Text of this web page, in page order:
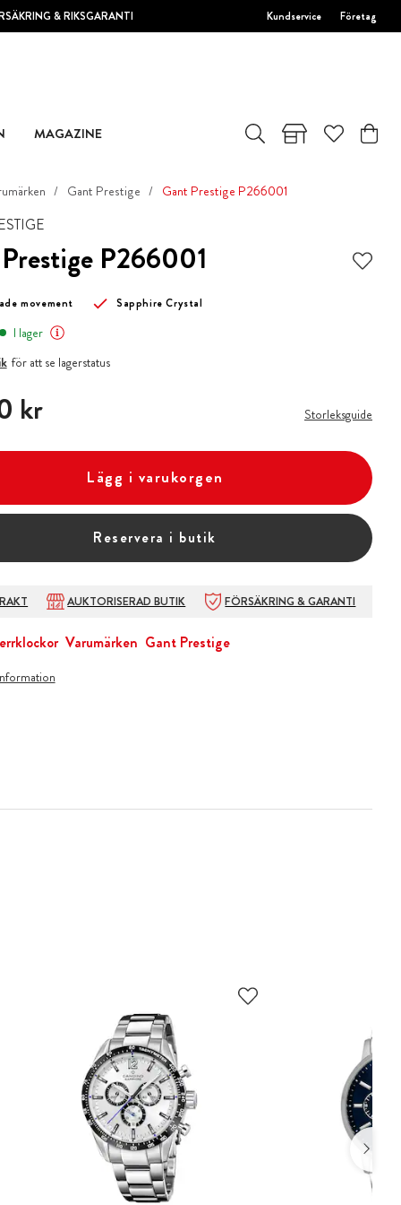
& RIKSGARANTI Kundservice Företag
MAGAZINE
Gant Prestige Gant Prestige P266001
P266001
movement Sapphire Crystal
I lager
för att se lagerstatus
kr Storleksguide
Lägg i varukorgen
Reservera i butik
AUKTORISERAD BUTIK FÖRSÄKRING & GARANTI
Varumärken Gant Prestige